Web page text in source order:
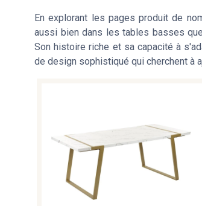
En explorant les pages produit de
aussi bien dans les tables basses
Son histoire riche et sa capacité à
de design sophistiqué qui cherchent à